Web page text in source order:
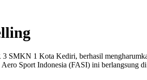
1 Kota Kediri, berhasil
Sport Indonesia (FASI) ini berlangsung